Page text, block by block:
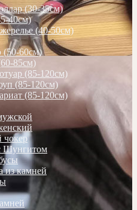
(30-35см)
40см)
(40-50см)
(50-60см)
85см)
(85-120см)
(85-120см)
(85-120см)
Шунгитом
из камней